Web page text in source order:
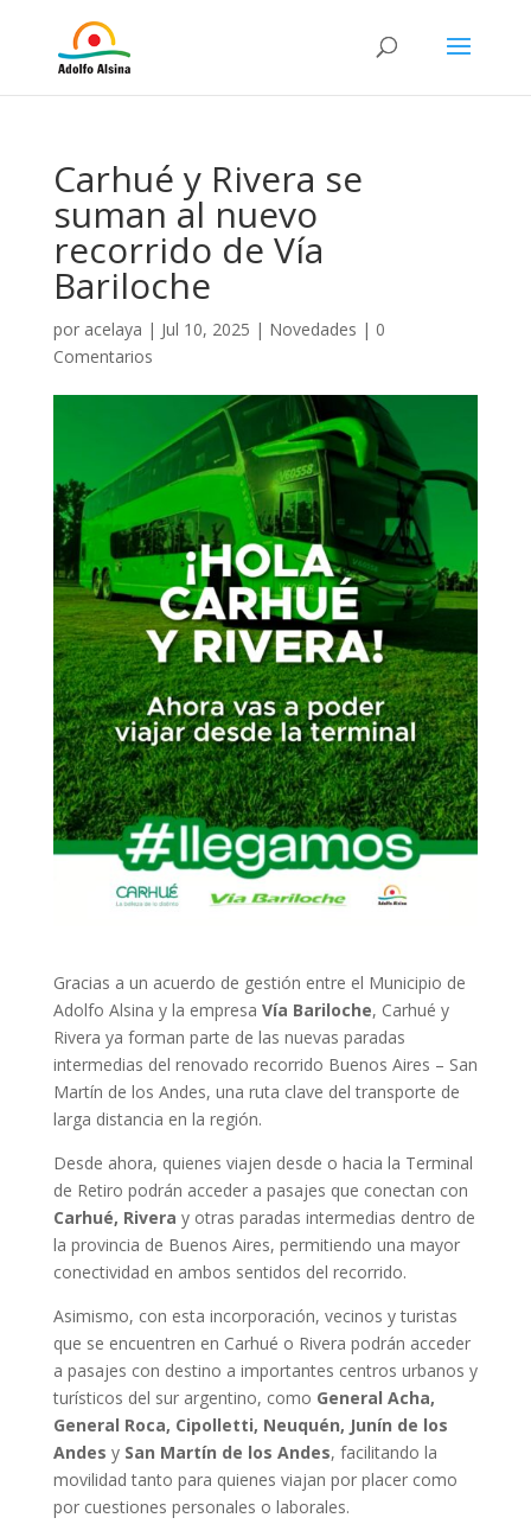
Carhué y Rivera se
suman al nuevo
recorrido de Vía
Bariloche
por acelaya | Jul 10, 2025 | Novedades | 0
Comentarios
Gracias a un acuerdo de gestión entre el Municipio de
Adolfo Alsina y la empresa Vía Bariloche, Carhué y
Rivera ya forman parte de las nuevas paradas
intermedias del renovado recorrido Buenos Aires – San
Martín de los Andes, una ruta clave del transporte de
larga distancia en la región.
Desde ahora, quienes viajen desde o hacia la Terminal
de Retiro podrán acceder a pasajes que conectan con
Carhué, Rivera y otras paradas intermedias dentro de
la provincia de Buenos Aires, permitiendo una mayor
conectividad en ambos sentidos del recorrido.
Asimismo, con esta incorporación, vecinos y turistas
que se encuentren en Carhué o Rivera podrán acceder
a pasajes con destino a importantes centros urbanos y
turísticos del sur argentino, como General Acha,
General Roca, Cipolletti, Neuquén, Junín de los
Andes ySan Martín de los Andes, facilitando la
movilidad tanto para quienes viajan por placer como
por cuestiones personales o laborales.